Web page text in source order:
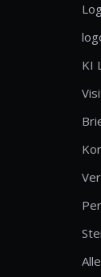
KI